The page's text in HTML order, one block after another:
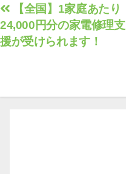
投
稿
ナ
【全国】1家庭あたり
24,000円分の家電修理支
援が受けられます！